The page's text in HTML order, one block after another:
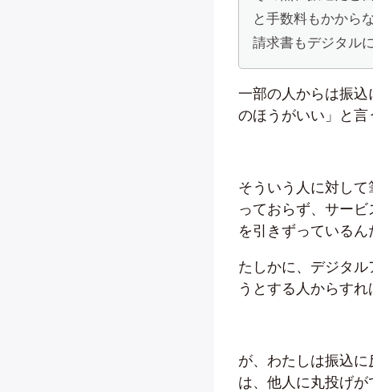
と手数料もかから
請求書もデジタル
一部の人からは振
のほうがいい」と言
そういう人に対し
っておらず、サー
を引きずっているん
たしかに、デジタ
うとする人からす
が、わたしは振込
は、他人に丸投げが